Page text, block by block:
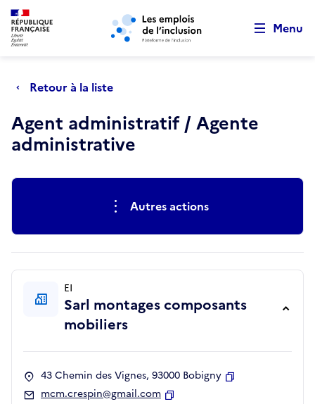
Aller au menu principal Aller au contenu principal
Menu
Retour à la liste
Agent administratif / Agente
administrative
Actions rapidesAutres actions
EI
Sarl montages composants
mobiliers
43 Chemin des Vignes, 93000 Bobigny
mcm.crespin@gmail.com
Retour au début de la page
Panneau de gestion des cookies